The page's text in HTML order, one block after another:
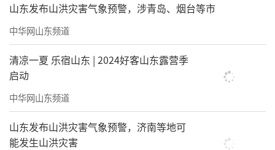
山东发布山洪灾害气象预警，涉青岛、烟台等市
中华网山东频道
清凉一夏 乐宿山东 | 2024好客山东露营季
启动
中华网山东频道
山东发布山洪灾害气象预警，济南等地可
能发生山洪灾害